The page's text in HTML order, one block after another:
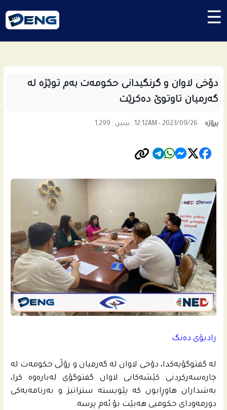
☰
دۆخی لاوان و گرنگیدانى حكومه‌ت به‌م توێژه‌ له‌
گه‌رمیان تاوتوێ ده‌كرێت
پرۆژە 12:12AM - 2023/09/26 , بینین : 1,299
رادیۆی ده‌نگ
له‌ گفتوگۆیه‌كدا، دۆخی لاوان له‌ گه‌رمیان و رۆڵی حكومه‌ت له‌
چاره‌سه‌ركردنى كێشه‌كانى لاوان گفتوگۆی له‌باره‌وه‌ كرا،
به‌شداران هاوڕابون كه‌ پێویسته‌ ستراتیژ و به‌رنامه‌یه‌كى
دورمه‌وداى حكومیی هه‌بێت بۆ ئه‌م پرسه‌.